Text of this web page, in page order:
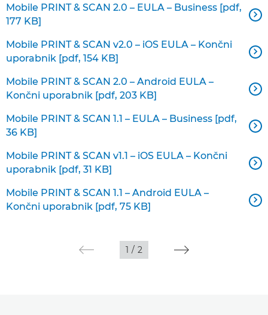
Mobile PRINT & SCAN 2.0 – EULA – Business [pdf,
177 KB]

Mobile PRINT & SCAN v2.0 – iOS EULA – Končni
uporabnik [pdf, 154 KB]

Mobile PRINT & SCAN 2.0 – Android EULA –
Končni uporabnik [pdf, 203 KB]

Mobile PRINT & SCAN 1.1 – EULA – Business [pdf,
36 KB]

Mobile PRINT & SCAN v1.1 – iOS EULA – Končni
uporabnik [pdf, 31 KB]

Mobile PRINT & SCAN 1.1 – Android EULA –
Končni uporabnik [pdf, 75 KB]

1 / 2